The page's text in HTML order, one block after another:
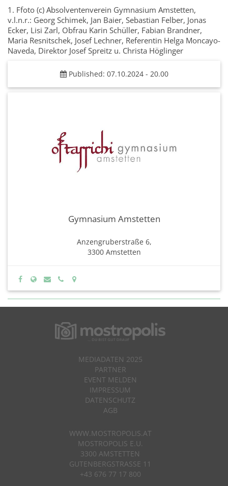
1. Ffoto (c) Absolventenverein Gymnasium Amstetten,
v.l.n.r.: Georg Schimek, Jan Baier, Sebastian Felber, Jonas
Ecker, Lisi Zarl, Obfrau Karin Schüller, Fabian Brandner,
Maria Resnitschek, Josef Lechner, Referentin Helga Moncayo-
Naveda, Direktor Josef Spreitz u. Christa Höglinger
Published: 07.10.2024 - 20.00
Gymnasium Amstetten
Anzengruberstraße 6,
3300 Amstetten
MEDIADATEN 2025
PARTNER
EVENT MELDEN
IMPRESSUM
DATENSCHUTZ
AGB
WWW.MOSTROPOLIS.AT
MOSTROPOLIS E.U.
3300 AMSTETTEN
GUTENBERGSTRASSE 11
+43 676 77 17 800